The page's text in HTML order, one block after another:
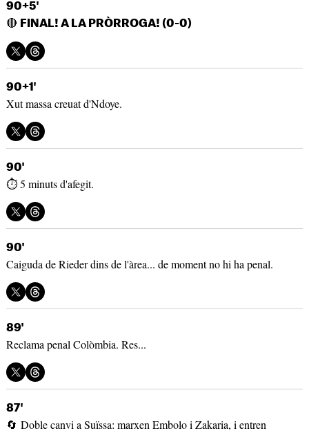
90+5'
🔴 FINAL! A LA PRÒRROGA! (0-0)
90+1'
Xut massa creuat d'Ndoye.
90'
⏱️ 5 minuts d'afegit.
90'
Caiguda de Rieder dins de l'àrea... de moment no hi ha penal.
89'
Reclama penal Colòmbia. Res...
87'
🔄 Doble canvi a Suïssa: marxen Embolo i Zakaria, i entren